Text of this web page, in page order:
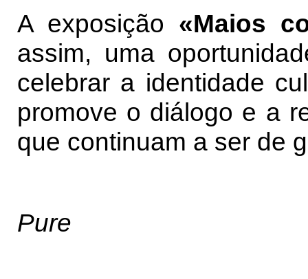
A exposição «Maios
assim, uma
celebrar a identidade
promove o diálogo e a
que continuam a ser de
Pure